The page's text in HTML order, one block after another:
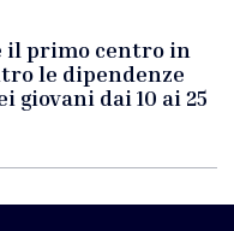
il primo centro in
le dipendenze
giovani dai 10 ai 25